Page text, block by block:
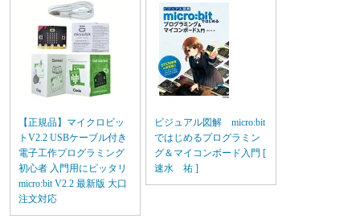
【正規品】マイクロビッ
トV2.2 USBケーブル付き
電子工作プログラミング
初心者 入門用にピッタリ
micro:bit V2.2 最新版 大口
注文対応
ビジュアル図解 micro:bit
ではじめるプログラミン
グ＆マイコンボード入門 [
速水 祐 ]